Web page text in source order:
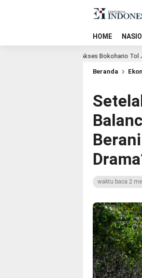
HOME
Akses Bokoharjo Tol Jogja-Solo
Beranda
waktu baca 2